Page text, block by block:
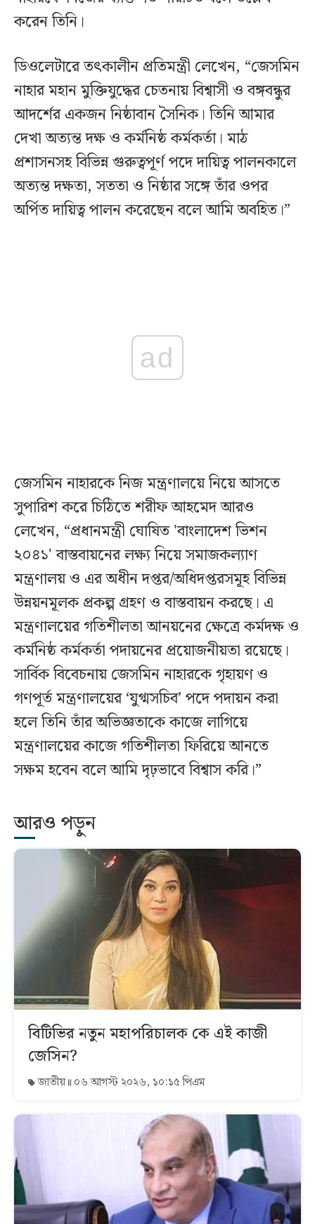
করেন তিনি।
ডিওলেটারে তৎকালীন প্রতিমন্ত্রী লেখেন, “জেসমিন
নাহার মহান মুক্তিযুদ্ধের চেতনায় বিশ্বাসী ও বঙ্গবন্ধুর
আদর্শের একজন নিষ্ঠাবান সৈনিক। তিনি আমার
দেখা অত্যন্ত দক্ষ ও কর্মনিষ্ঠ কর্মকর্তা। মাঠ
প্রশাসনসহ বিভিন্ন গুরুত্বপূর্ণ পদে দায়িত্ব পালনকালে
অত্যন্ত দক্ষতা, সততা ও নিষ্ঠার সঙ্গে তাঁর ওপর
অর্পিত দায়িত্ব পালন করেছেন বলে আমি অবহিত।”
ad
জেসমিন নাহারকে নিজ মন্ত্রণালয়ে নিয়ে আসতে
সুপারিশ করে চিঠিতে শরীফ আহমেদ আরও
লেখেন, “প্রধানমন্ত্রী ঘোষিত 'বাংলাদেশ ভিশন
২০৪১' বাস্তবায়নের লক্ষ্য নিয়ে সমাজকল্যাণ
মন্ত্রণালয় ও এর অধীন দপ্তর/অধিদপ্তরসমূহ বিভিন্ন
উন্নয়নমূলক প্রকল্প গ্রহণ ও বাস্তবায়ন করছে। এ
মন্ত্রণালয়ের গতিশীলতা আনয়নের ক্ষেত্রে কর্মদক্ষ ও
কর্মনিষ্ঠ কর্মকর্তা পদায়নের প্রয়োজনীয়তা রয়েছে।
সার্বিক বিবেচনায় জেসমিন নাহারকে গৃহায়ণ ও
গণপূর্ত মন্ত্রণালয়ের ‘যুগ্মসচিব’ পদে পদায়ন করা
হলে তিনি তাঁর অভিজ্ঞতাকে কাজে লাগিয়ে
মন্ত্রণালয়ের কাজে গতিশীলতা ফিরিয়ে আনতে
সক্ষম হবেন বলে আমি দৃঢ়ভাবে বিশ্বাস করি।”
আরও পড়ুন
বিটিভির নতুন মহাপরিচালক কে এই কাজী
জেসিন?
জাতীয় ০৬ আগস্ট ২০২৬, ১০:১৫ পিএম